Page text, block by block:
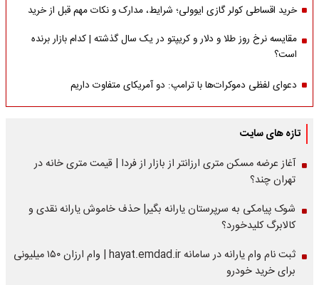
خرید اقساطی کولر گازی ایوولی؛ شرایط، مدارک و نکات مهم قبل از خرید
مقایسه نرخ روز طلا و دلار و کریپتو در یک سال گذشته | کدام بازار برنده
است؟
دعوای لفظی دموکرات‌ها با ترامپ: دو آمریکای متفاوت داریم
تازه های سایت
آغاز عرضه مسکن متری ارزانتر از بازار از فردا | قیمت متری خانه در
تهران چند؟
شوک پیامکی به سرپرستان یارانه بگیر| حذف خاموش یارانه‌ نقدی و
کالابرگ کلیدخورد؟
ثبت نام وام یارانه در سامانه hayat.emdad.ir | وام ارزان ۱۵۰ میلیونی
برای خرید خودرو